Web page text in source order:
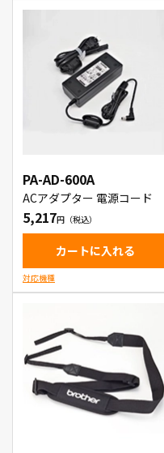
PA-AD-600A
ACアダプター 電源コード
5,217
カートに入れる
対応機種